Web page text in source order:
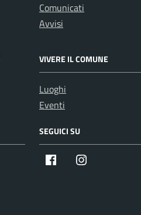
Comunicati
Avvisi
VIVERE IL COMUNE
Luoghi
Eventi
SEGUICI SU
Facebook